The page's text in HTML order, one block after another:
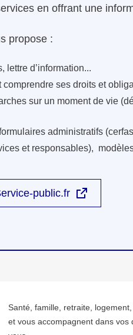
en offrant une
propose :
lettre d’information...
ses droits et
sur un moment de vie
administratifs
et responsables),
public.fr
Santé, famille, retraite,
et vous accompagnent dans